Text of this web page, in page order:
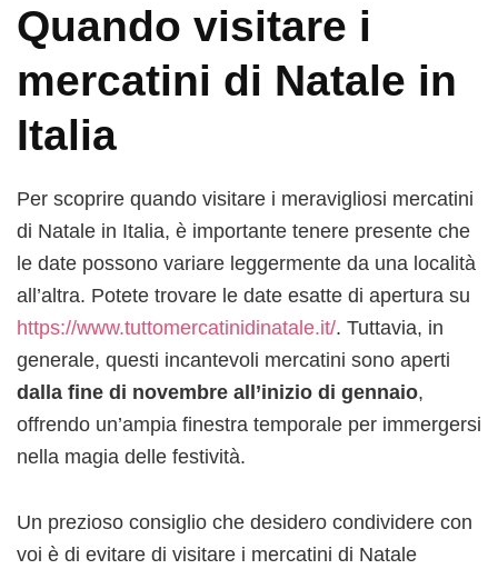
Quando visitare i
mercatini di Natale in
Italia
Per scoprire quando visitare i meravigliosi mercatini
di Natale in Italia, è importante tenere presente che
le date possono variare leggermente da una località
all’altra. Potete trovare le date esatte di apertura su
https://www.tuttomercatinidinatale.it/. Tuttavia, in
generale, questi incantevoli mercatini sono aperti
dalla fine di novembre all’inizio di gennaio,
offrendo un’ampia finestra temporale per immergersi
nella magia delle festività.
Un prezioso consiglio che desidero condividere con
voi è di evitare di visitare i mercatini di Natale